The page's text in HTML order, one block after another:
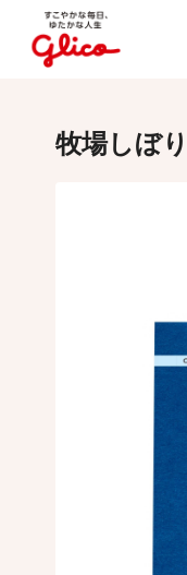
牧場しぼり